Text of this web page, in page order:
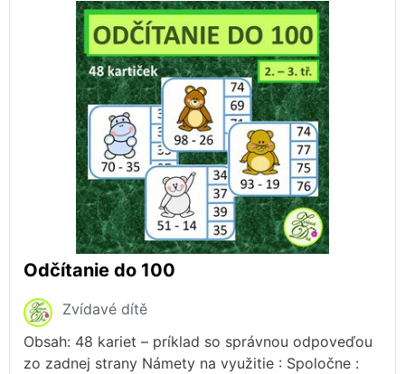
Odčítanie do 100
Zvídavé dítě
Obsah: 48 kariet – príklad so správnou odpoveďou
zo zadnej strany Námety na využitie : Spoločne :